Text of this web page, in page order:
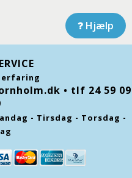
Hjælp
erfaring
• tlf 24 59 09
- Tirsdag - Torsdag -